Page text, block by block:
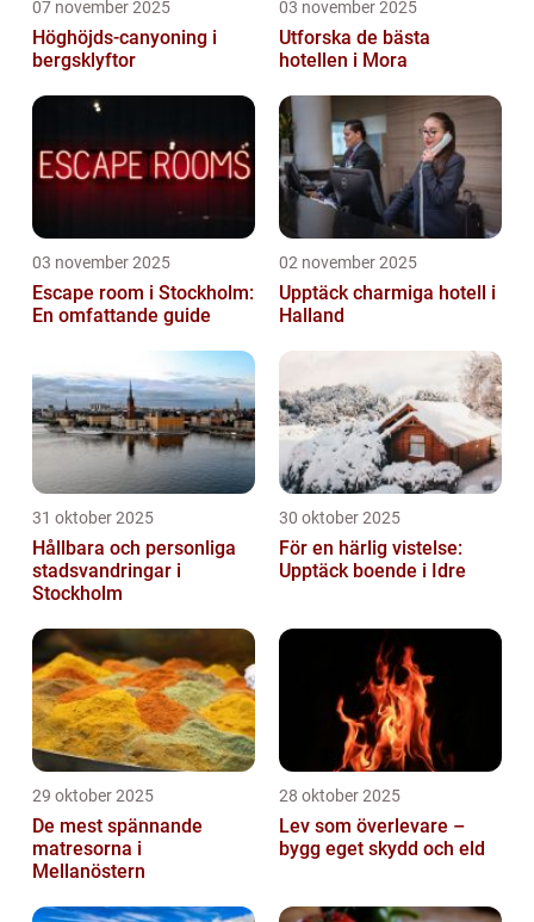
07 november 2025
Höghöjds-canyoning i
bergsklyftor
03 november 2025
Utforska de bästa
hotellen i Mora
03 november 2025
Escape room i Stockholm:
En omfattande guide
02 november 2025
Upptäck charmiga hotell i
Halland
31 oktober 2025
Hållbara och personliga
stadsvandringar i
Stockholm
30 oktober 2025
För en härlig vistelse:
Upptäck boende i Idre
29 oktober 2025
De mest spännande
matresorna i
Mellanöstern
28 oktober 2025
Lev som överlevare –
bygg eget skydd och eld